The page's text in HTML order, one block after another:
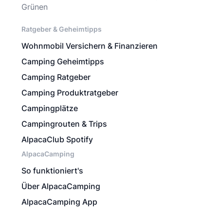
Grünen
Ratgeber & Geheimtipps
Wohnmobil Versichern & Finanzieren
Camping Geheimtipps
Camping Ratgeber
Camping Produktratgeber
Campingplätze
Campingrouten & Trips
AlpacaClub Spotify
AlpacaCamping
So funktioniert's
Über AlpacaCamping
AlpacaCamping App